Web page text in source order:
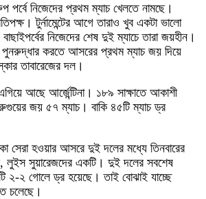
নিজেদের প্রথম ম্যাচ খেলতে নামছে।
টুর্নামেন্টের আগে তারাও খুব একটা ভালো
নিজেদের শেষ দুই ম্যাচে তারা জয়হীন।
পুনরুদ্ধার করতে আসরের প্রথম ম্যাচ জয় দিয়ে
তাবারেজের দল।
আছে আর্জেন্টিনা। ১৮৯ সাক্ষাতে আকাশী
জয় ৫৭ ম্যাচ। বাকি ৪৫টি ম্যাচ ড্র
সেরা হওয়ার আসরে দুই দলের মধ্যে তিনবারের
লুইস সুয়ারেজদের একটি। দুই দলের সবশেষ
২-২ গোলে ড্র হয়েছে। তাই বোঝাই যাচ্ছে
চলেছে।